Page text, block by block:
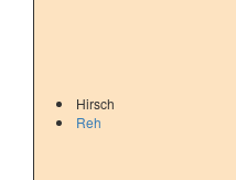
Hirsch
Reh